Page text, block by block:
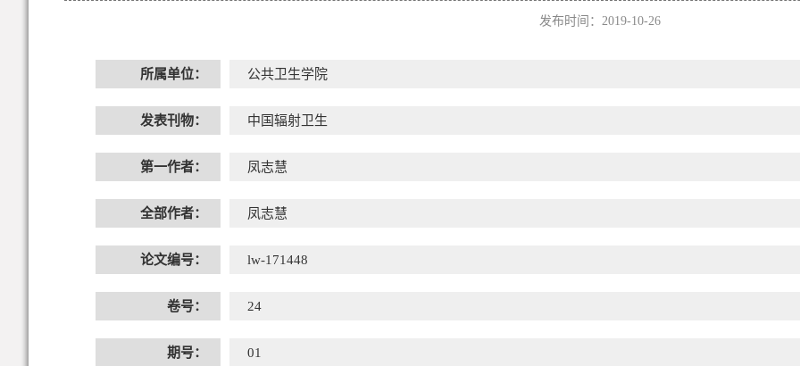
发布时间：2019-10-26
所属单位： 公共卫生学院
发表刊物： 中国辐射卫生
第一作者： 凤志慧
全部作者： 凤志慧
论文编号： lw-171448
卷号： 24
期号： 01